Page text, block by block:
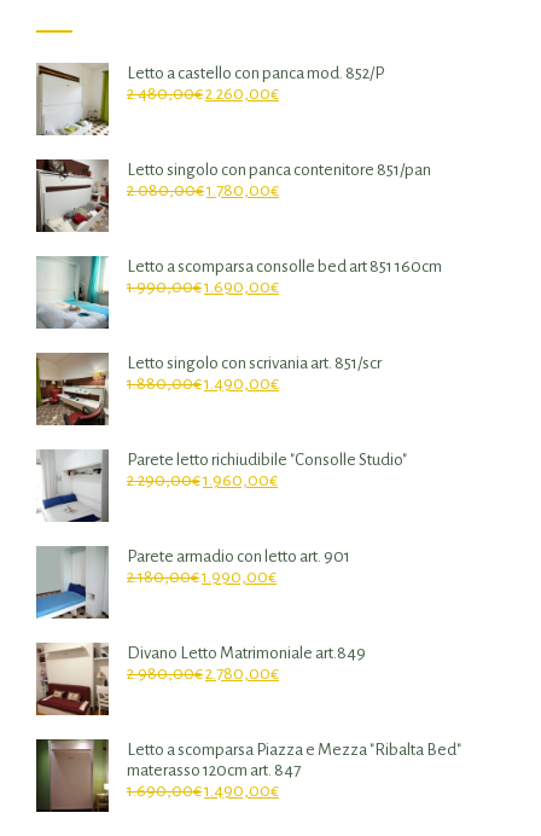
Letto a castello con panca mod. 852/P
2.480,00€2.260,00€
Letto singolo con panca contenitore 851/pan
2.080,00€1.780,00€
Letto a scomparsa consolle bed art 851 160cm
1.990,00€1.690,00€
Letto singolo con scrivania art. 851/scr
1.880,00€1.490,00€
Parete letto richiudibile "Consolle Studio"
2.290,00€1.960,00€
Parete armadio con letto art. 901
2.180,00€1.990,00€
Divano Letto Matrimoniale art.849
2.980,00€2.780,00€
Letto a scomparsa Piazza e Mezza "Ribalta Bed"
materasso 120cm art. 847
1.690,00€1.490,00€